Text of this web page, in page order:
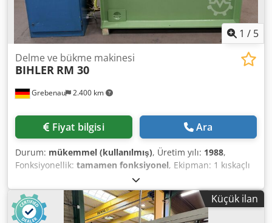
1 / 5
Grebenau 2.400 km
Delme ve bükme makinesi
BIHLER RM 30
Fiyat bilgisi Ara
Durum: mükemmel (kullanılmış), Üretim yılı: 1988,
Fonksiyonellik: tamamen fonksiyonel, Ekipman: 1 kıskaçlı
besleyici sağ 1 eksantrik pres 70 kN 3 dar kızak ünitesi 1
kontrol mili Dcjdpfx Agetmtzkonsk Çalışma aralığı: Tel
kalınlığı aralığı: 0,5 - 3,0 mm Şerit genişliği: max 40 mm
Besleme uzunluğu: maks. 240 mm Çıkış: maks. 400/dak
Küçük ilan